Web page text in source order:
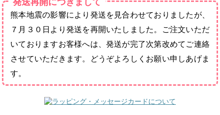
発送再開につきまして
熊本地震の影響により発送を見合わせておりましたが、
７月３０日より発送を再開いたしました。ご注文いただ
いておりますお客様へは、発送が完了次第改めてご連絡
させていただきます。どうぞよろしくお願い申しあげま
す。